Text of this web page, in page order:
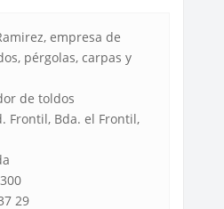
empresa de
pérgolas, carpas y
de toldos
Frontil, Bda. el Frontil,
29